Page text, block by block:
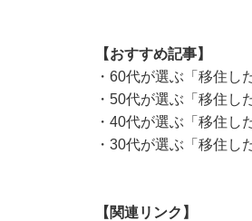
【おすすめ記事】
・ 60代が選ぶ「移住し
・ 50代が選ぶ「移住し
・ 40代が選ぶ「移住し
・ 30代が選ぶ「移住し
【関連リンク】